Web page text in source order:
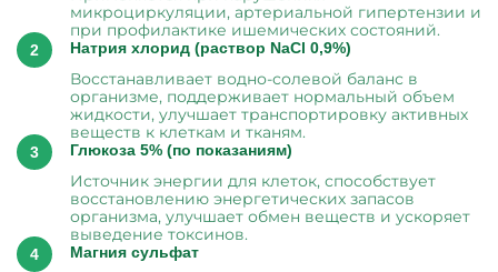
микроциркуляции, артериальной гипертензии и
при профилактике ишемических состояний.
Натрия хлорид (раствор NaCl 0,9%)
Восстанавливает водно-солевой баланс в
организме, поддерживает нормальный объем
жидкости, улучшает транспортировку активных
веществ к клеткам и тканям.
Глюкоза 5% (по показаниям)
Источник энергии для клеток, способствует
восстановлению энергетических запасов
организма, улучшает обмен веществ и ускоряет
выведение токсинов.
Магния сульфат